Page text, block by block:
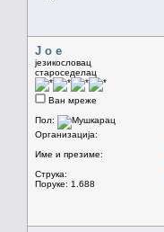
J o e
језикословац
староседелац
Ван мреже
Пол:
Организација:
Име и презиме:
Струка:
Поруке: 1.688